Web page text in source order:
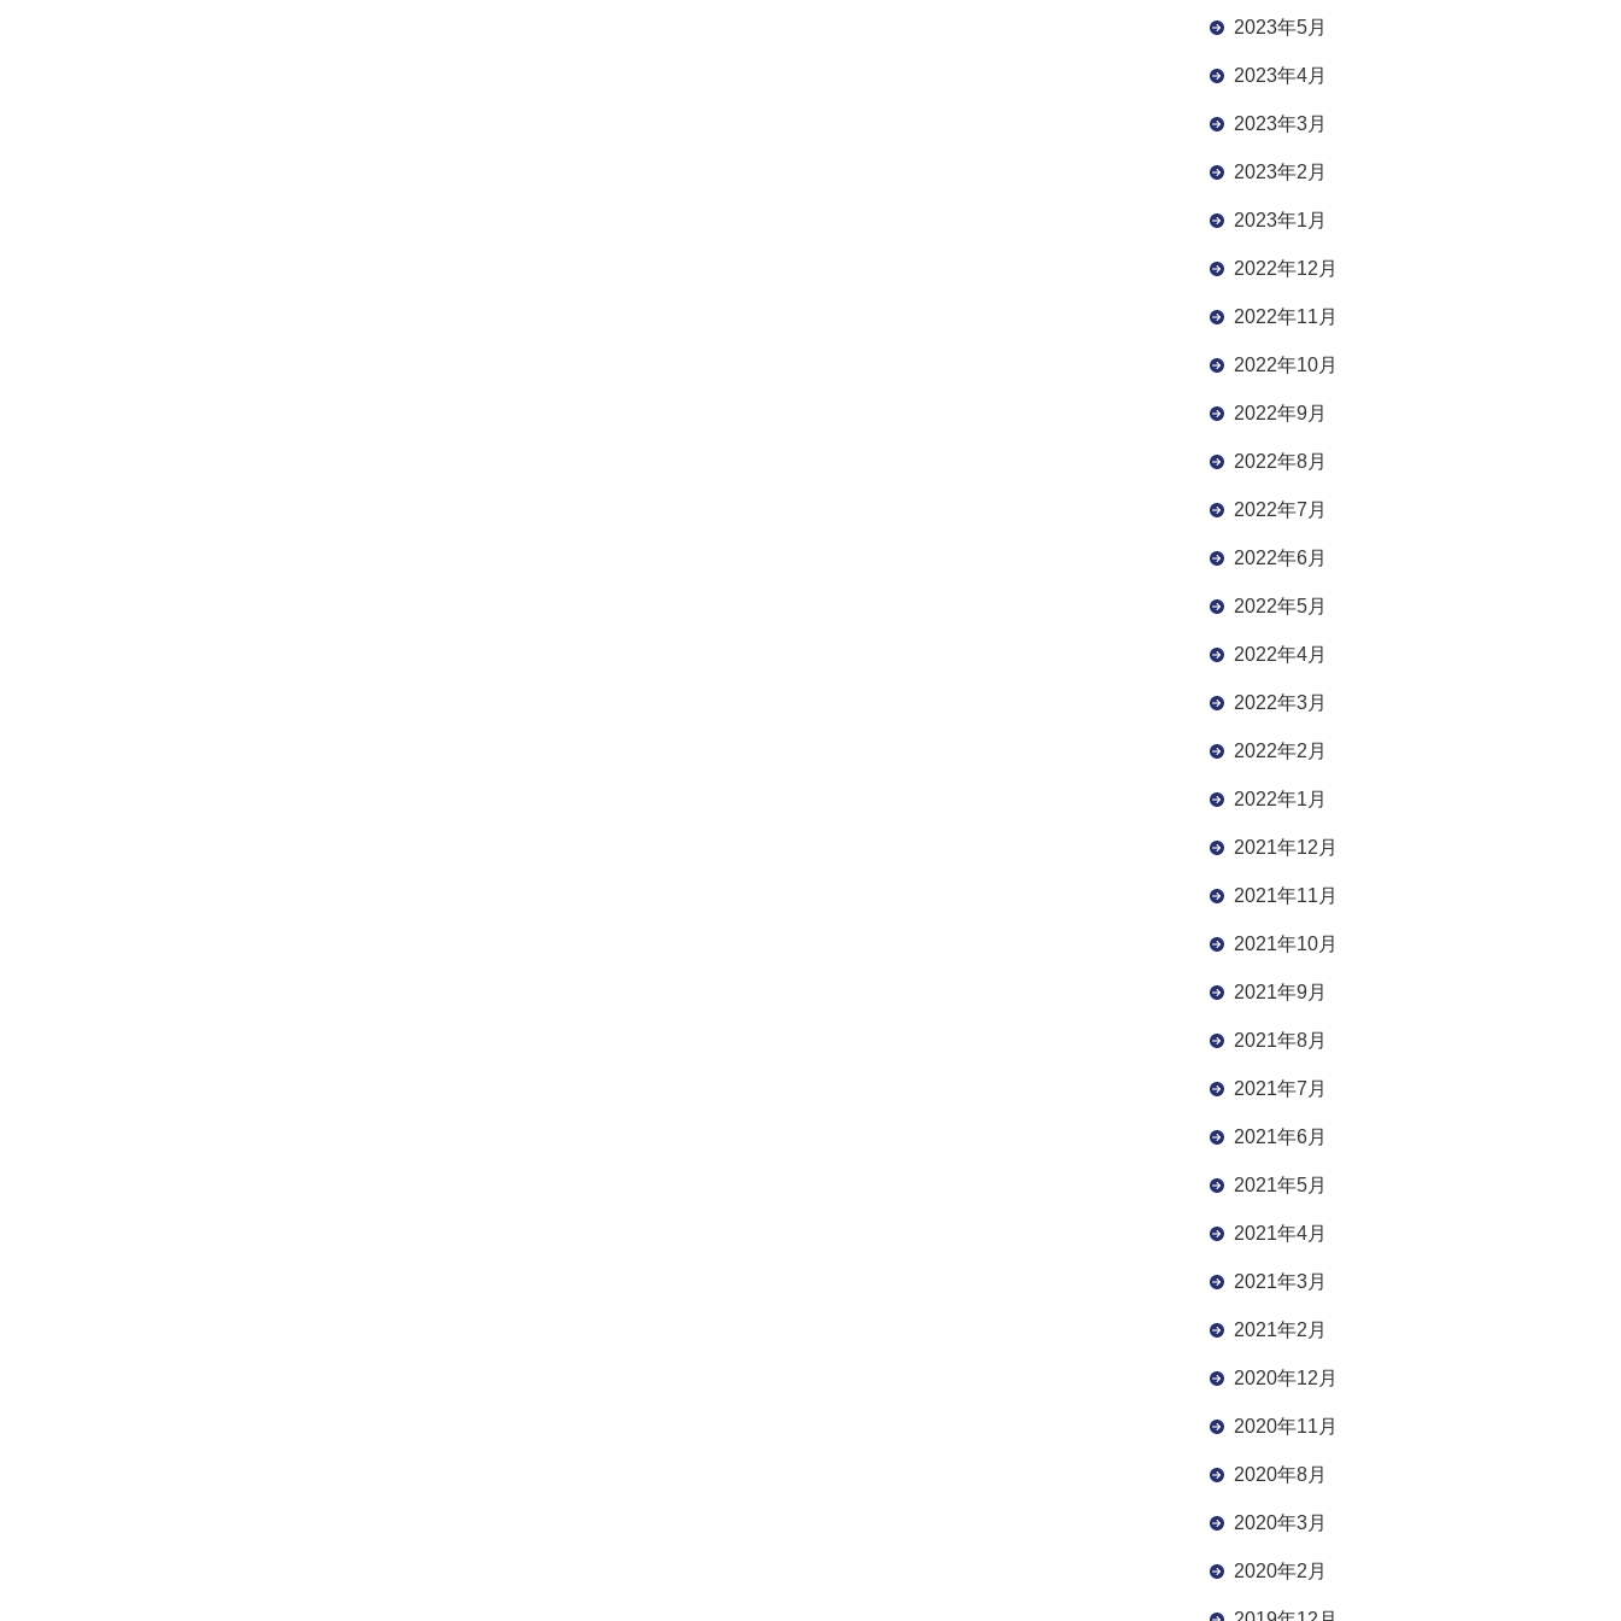
2023年5月
2023年4月
2023年3月
2023年2月
2023年1月
2022年12月
2022年11月
2022年10月
2022年9月
2022年8月
2022年7月
2022年6月
2022年5月
2022年4月
2022年3月
2022年2月
2022年1月
2021年12月
2021年11月
2021年10月
2021年9月
2021年8月
2021年7月
2021年6月
2021年5月
2021年4月
2021年3月
2021年2月
2020年12月
2020年11月
2020年8月
2020年3月
2020年2月